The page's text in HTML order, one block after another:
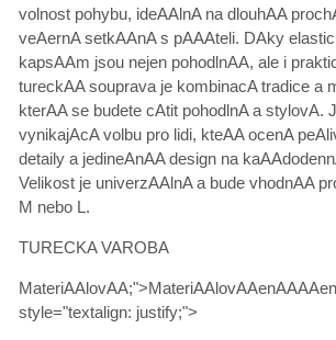
volnost pohybu, ideAAlnA na dlouhAA
veAernA setkAAnA s pAAAteli. DAky
kapsAAm jsou nejen pohodlnAA, ale i
tureckAA souprava je kombinacA tradice a
kterAA se budete cAtit pohodlnA a stylovA.
vynikajAcA volbu pro lidi, kteAA ocenA
detaily a jedineAnAA design na
Velikost je univerzAAlnA a bude vhodnAA
M nebo L.
TURECKA VAROBA
style="textalign: justify;">